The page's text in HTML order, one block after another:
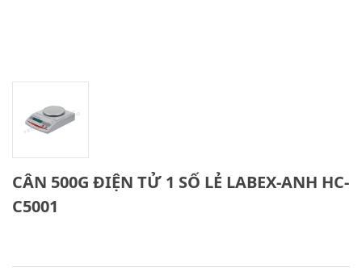
CÂN 500G ĐIỆN TỬ 1 SỐ LẺ LABEX-ANH HC-
C5001